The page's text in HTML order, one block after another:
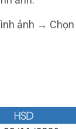
ảnh → Chọn